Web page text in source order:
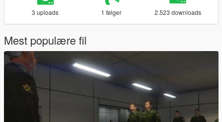
3 uploads 1 følger 2.523 downloads
Mest populære fil